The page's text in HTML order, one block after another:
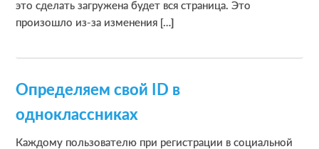
это сделать загружена будет вся страница. Это
произошло из-за изменения […]
Определяем свой ID в
одноклассниках
Каждому пользователю при регистрации в социальной